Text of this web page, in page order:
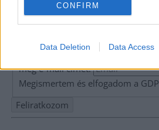
CONFIRM
Data Deletion Data Access
Hírlevél
Adja meg keresztnevét:
meg e-mail címét:
Megismertem és elfogadom a